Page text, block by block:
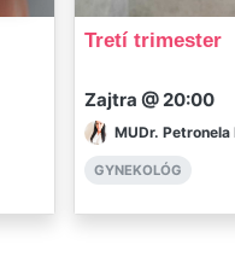
Tretí trimester
Zajtra @ 20:00
MUDr.
GYNEKOLÓG